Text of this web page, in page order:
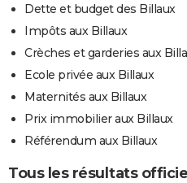
Dette et budget des Billaux
Impôts aux Billaux
Crèches et garderies aux
Ecole privée aux Billaux
Maternités aux Billaux
Prix immobilier aux Billaux
Référendum aux Billaux
Tous les résultats